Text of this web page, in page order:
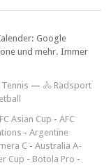
Google
und mehr. Immer
Tennis — 🚴 Radsport
Asian Cup - AFC
- Argentine
C - Australia A-
Cup - Botola Pro -